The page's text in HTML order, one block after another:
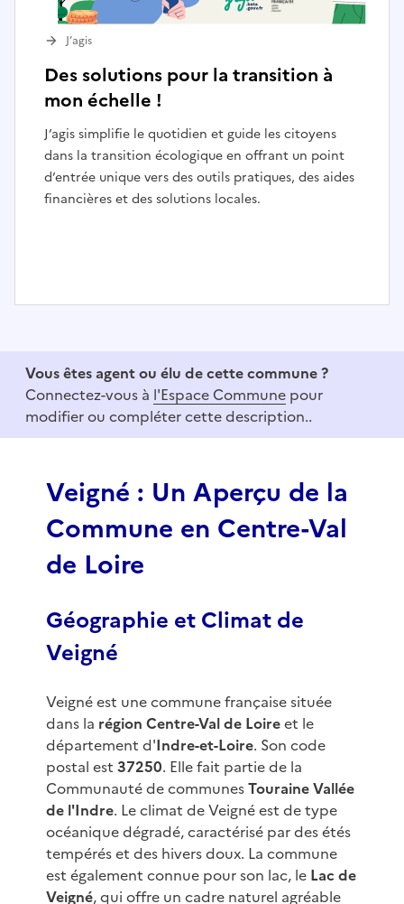
Des solutions pour la transition à
mon échelle !
J’agis simplifie le quotidien et guide les citoyens
dans la transition écologique en offrant un point
d’entrée unique vers des outils pratiques, des aides
financières et des solutions locales.
J’agis
f
Vous êtes agent ou élu de cette commune ?
Connectez-vous à l'Espace Commune pour
modifier ou compléter cette description..
Veigné : Un Aperçu de la
Commune en Centre-Val
de Loire
Géographie et Climat de
Veigné
Veigné est une commune française située
dans la région Centre-Val de Loireet le
département d'Indre-et-Loire. Son code
postal est 37250. Elle fait partie de la
Communauté de communesTouraine Vallée
de l'Indre. Le climat de Veigné est de type
océanique dégradé, caractérisé par des étés
tempérés et des hivers doux. La commune
est également connue pour son lac, le Lac de
Veigné, qui offre un cadre naturel agréable